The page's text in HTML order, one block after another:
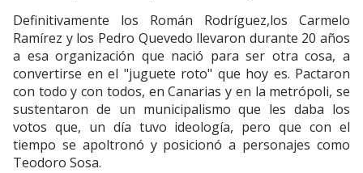
Definitivamente los Román Rodríguez,los Carmelo
Ramírez y los Pedro Quevedo llevaron durante 20 años
a esa organización que nació para ser otra cosa, a
convertirse en el "juguete roto" que hoy es. Pactaron
con todo y con todos, en Canarias y en la metrópoli, se
sustentaron de un municipalismo que les daba los
votos que, un día tuvo ideología, pero que con el
tiempo se apoltronó y posicionó a personajes como
Teodoro Sosa.